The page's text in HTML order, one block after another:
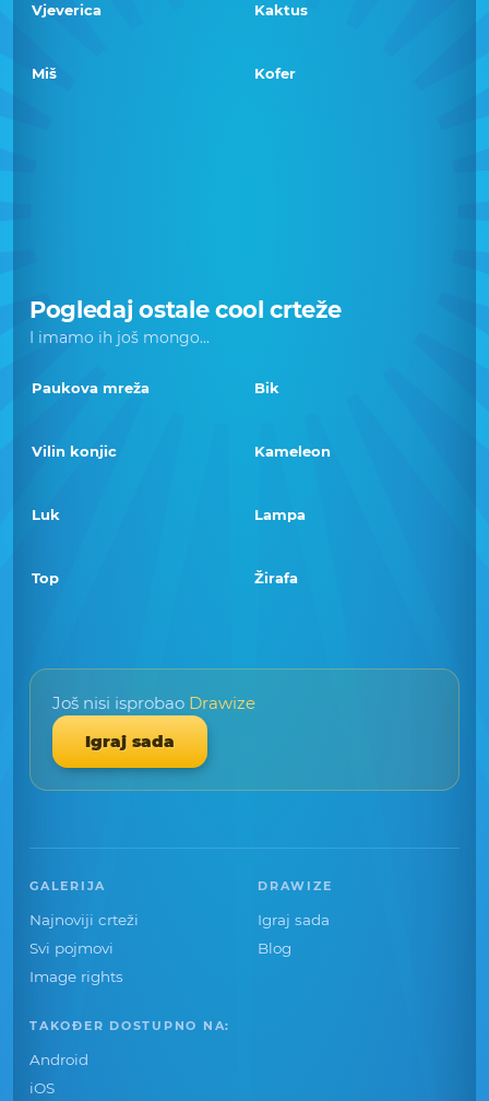
Vjeverica Kaktus
Miš Kofer
Pogledaj ostale cool crteže
I imamo ih još mongo...
Paukova mreža Bik
Vilin konjic Kameleon
Luk Lampa
Top Žirafa
Još nisi isprobao Drawize
Igraj sada
GALERIJA
Najnoviji crteži
Svi pojmovi
Image rights
DRAWIZE
Igraj sada
Blog
TAKOĐER DOSTUPNO NA:
Android
iOS